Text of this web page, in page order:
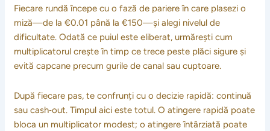
Fiecare rundă începe cu o fază de pariere în care plasezi o
miză—de la €0.01 până la €150—și alegi nivelul de
dificultate. Odată ce puiul este eliberat, urmărești cum
multiplicatorul crește în timp ce trece peste plăci sigure și
evită capcane precum gurile de canal sau cuptoare.
După fiecare pas, te confrunți cu o decizie rapidă: continuă
sau cash‑out. Timpul aici este totul. O atingere rapidă poate
bloca un multiplicator modest; o atingere întârziată poate